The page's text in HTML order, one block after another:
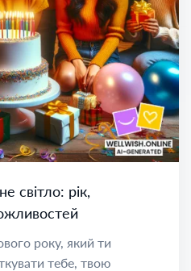
світло: рік,
року, який ти
тебе, твою